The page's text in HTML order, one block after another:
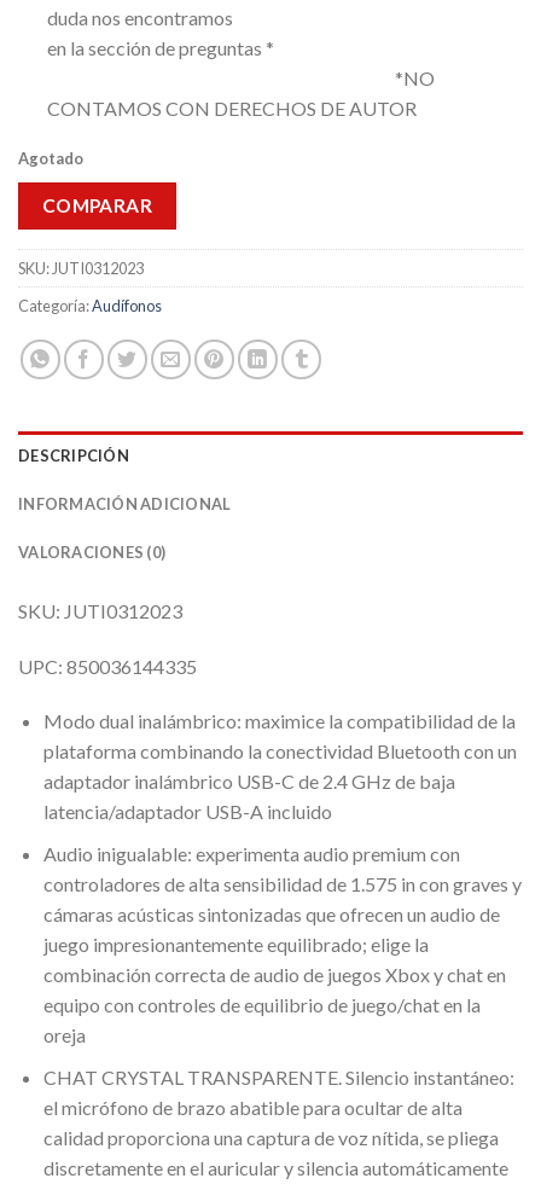
duda nos encontramos
en la sección de preguntas *
*NO
CONTAMOS CON DERECHOS DE AUTOR
Agotado
COMPARAR
SKU: JUTI0312023
Categoría:Audífonos
DESCRIPCIÓN
INFORMACIÓN ADICIONAL
VALORACIONES (0)
SKU: JUTI0312023
UPC: 850036144335
Modo dual inalámbrico: maximice la compatibilidad de la
plataforma combinando la conectividad Bluetooth con un
adaptador inalámbrico USB-C de 2.4 GHz de baja
latencia/adaptador USB-A incluido
Audio inigualable: experimenta audio premium con
controladores de alta sensibilidad de 1.575 in con graves y
cámaras acústicas sintonizadas que ofrecen un audio de
juego impresionantemente equilibrado; elige la
combinación correcta de audio de juegos Xbox y chat en
equipo con controles de equilibrio de juego/chat en la
oreja
CHAT CRYSTAL TRANSPARENTE. Silencio instantáneo:
el micrófono de brazo abatible para ocultar de alta
calidad proporciona una captura de voz nítida, se pliega
discretamente en el auricular y silencia automáticamente